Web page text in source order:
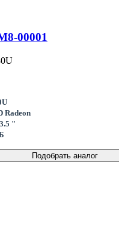
00001
Radeon
"
Подобрать аналог